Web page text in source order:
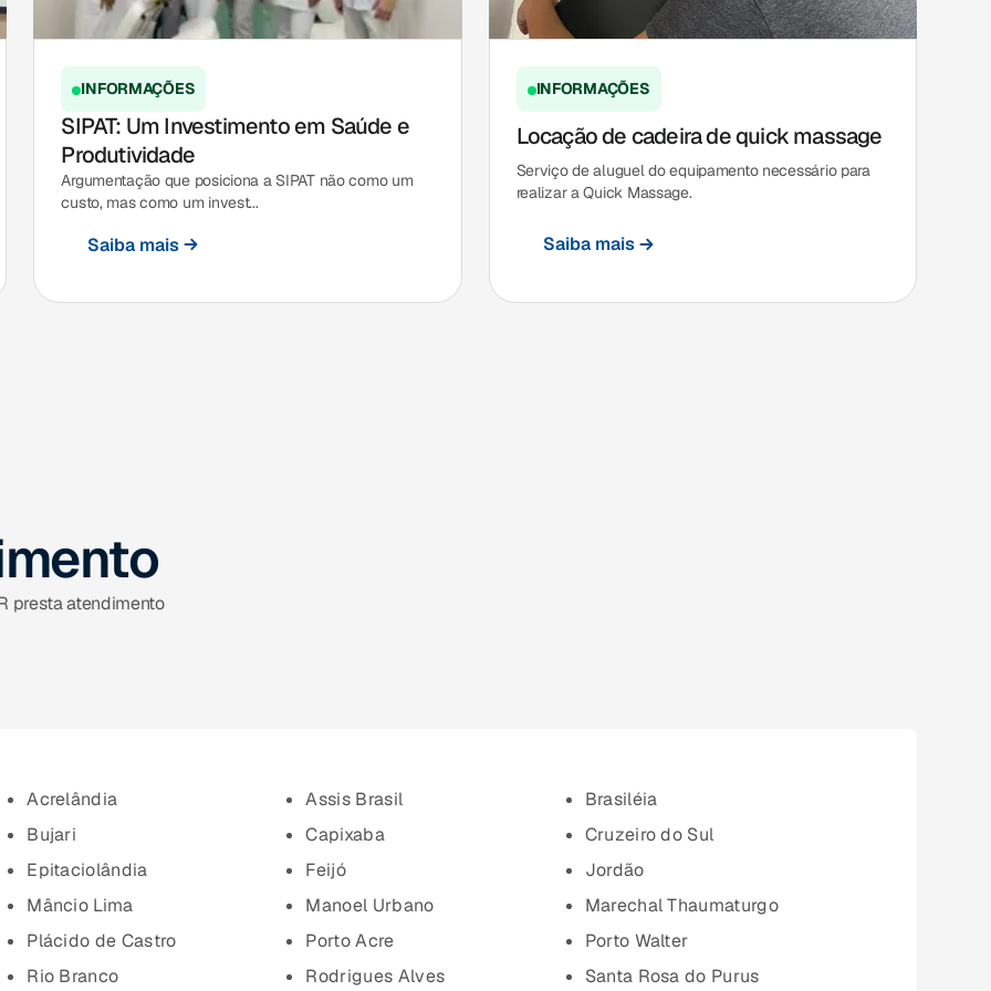
INFORMAÇÕES
SIPAT: Um Investimento em Saúde e
Produtividade
Argumentação que posiciona a SIPAT não como um
custo, mas como um invest...
Saiba mais
INFORMAÇÕES
Locação de cadeira de quick massage
Serviço de aluguel do equipamento necessário para
realizar a Quick Massage.
Saiba mais
presta atendimento
Acrelândia Assis Brasil
Brasiléia
Bujari
Capixaba
Cruzeiro do Sul
Epitaciolândia
Feijó
Jordão
Mâncio Lima
Manoel Urbano
Marechal Thaumaturgo
Plácido de Castro
Porto Acre
Porto Walter
Rio Branco
Rodrigues Alves Santa Rosa do Purus